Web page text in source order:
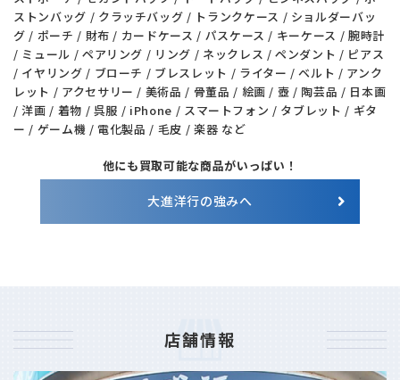
ストンバッグ / クラッチバッグ / トランクケース / ショルダーバッ
グ / ポーチ / 財布 / カードケース / パスケース / キーケース / 腕時計
/ ミュール / ペアリング / リング / ネックレス / ペンダント / ピアス
/ イヤリング / ブローチ / ブレスレット / ライター / ベルト / アンク
レット / アクセサリー / 美術品 / 骨董品 / 絵画 / 壺 / 陶芸品 / 日本画
/ 洋画 / 着物 / 呉服 / iPhone / スマートフォン / タブレット / ギタ
ー / ゲーム機 / 電化製品 / 毛皮 / 楽器 など
他にも買取可能な商品がいっぱい！
大進洋行の強みへ
店舗情報